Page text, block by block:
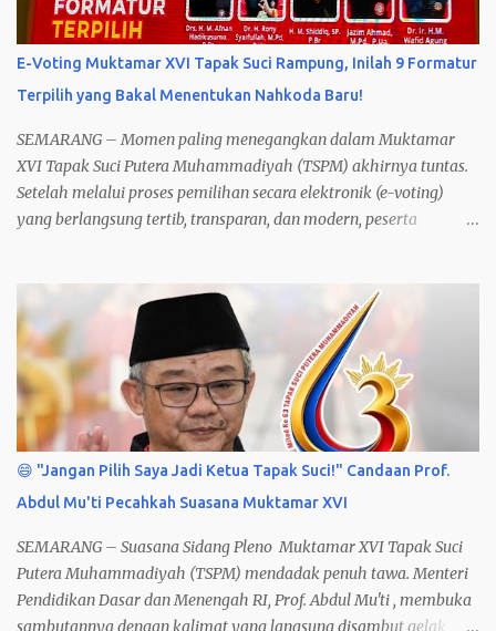
E-Voting Muktamar XVI Tapak Suci Rampung, Inilah 9 Formatur
Terpilih yang Bakal Menentukan Nahkoda Baru!
SEMARANG – Momen paling menegangkan dalam Muktamar
XVI Tapak Suci Putera Muhammadiyah (TSPM) akhirnya tuntas.
Setelah melalui proses pemilihan secara elektronik (e-voting)
yang berlangsung tertib, transparan, dan modern, peserta
😄 "Jangan Pilih Saya Jadi Ketua Tapak Suci!" Candaan Prof.
Abdul Mu'ti Pecahkah Suasana Muktamar XVI
SEMARANG – Suasana Sidang Pleno Muktamar XVI Tapak Suci
Putera Muhammadiyah (TSPM) mendadak penuh tawa. Menteri
Pendidikan Dasar dan Menengah RI, Prof. Abdul Mu'ti , membuka
sambutannya dengan kalimat yang langsung disambut gelak